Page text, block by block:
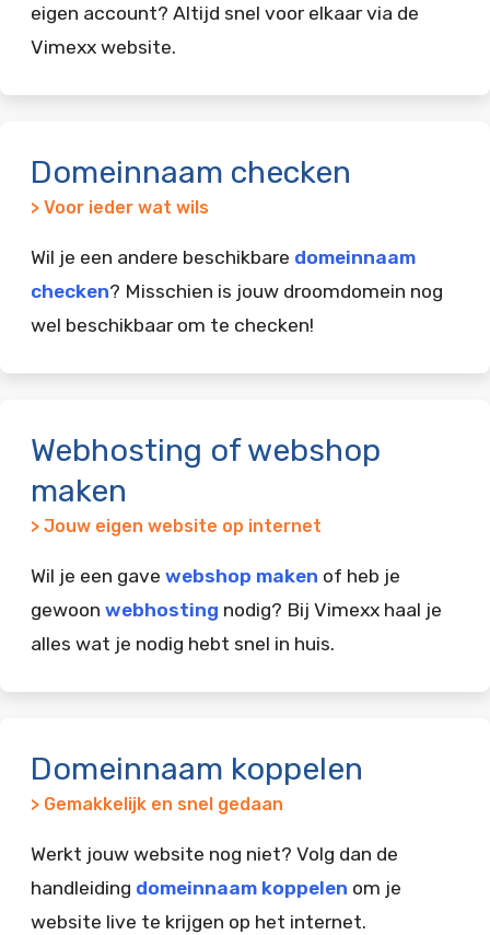
eigen account? Altijd snel voor elkaar via de
Vimexx website.
Domeinnaam checken
> Voor ieder wat wils
Wil je een andere beschikbare domeinnaam
checken? Misschien is jouw droomdomein nog
wel beschikbaar om te checken!
Webhosting of webshop
maken
> Jouw eigen website op internet
Wil je een gave webshop maken of heb je
gewoon webhosting nodig? Bij Vimexx haal je
alles wat je nodig hebt snel in huis.
Domeinnaam koppelen
> Gemakkelijk en snel gedaan
Werkt jouw website nog niet? Volg dan de
handleiding domeinnaam koppelen om je
website live te krijgen op het internet.